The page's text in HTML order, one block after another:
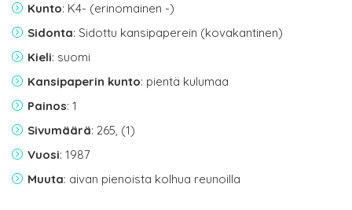
Kunto: K4- (erinomainen -)
Sidonta: Sidottu kansipaperein (kovakantinen)
Kieli: suomi
Kansipaperin kunto: pientä kulumaa
Painos: 1
Sivumäärä: 265, (1)
Vuosi: 1987
Muuta: aivan pienoista kolhua reunoilla